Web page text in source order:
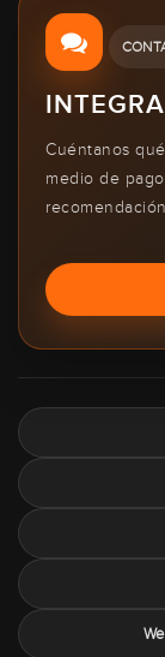
Cuéntanos
medio de